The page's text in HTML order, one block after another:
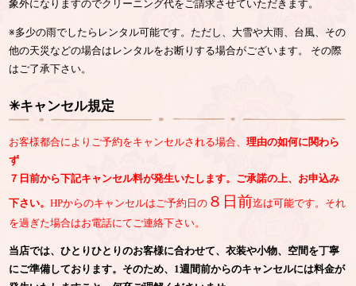
象外になりますのでクリーニング代をご請求させていただきます。
※多少の雨でしたらレンタル可能です。ただし、大雪や大雨、台風、その
他の天災などの場合はレンタルをお断りする場合がございます。 その際
はご了承下さい。
✳︎キャンセル規定
お客様都合によりご予約をキャンセルされる場合、理由の如何に関わら
ず
７日前から下記キャンセル料が発生いたします。ご承諾の上、お申込み
下さい。HPからのキャンセルはご予約日の ８日前迄は可能です。それ
を過ぎた場合はお電話にてご連絡下さい。
当店では、ひとりひとりのお客様に合わせて、衣装や小物、空間を丁寧
にご準備しております。そのため、1週間前からのキャンセルには料金が